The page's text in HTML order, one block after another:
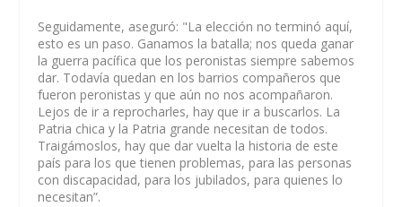
Seguidamente, aseguró: "La elección no terminó aquí,
esto es un paso. Ganamos la batalla; nos queda ganar
la guerra pacífica que los peronistas siempre sabemos
dar. Todavía quedan en los barrios compañeros que
fueron peronistas y que aún no nos acompañaron.
Lejos de ir a reprocharles, hay que ir a buscarlos. La
Patria chica y la Patria grande necesitan de todos.
Traigámoslos, hay que dar vuelta la historia de este
país para los que tienen problemas, para las personas
con discapacidad, para los jubilados, para quienes lo
necesitan”.